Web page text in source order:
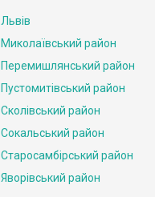
Львів
Миколаївський район
Перемишлянський район
Пустомитівський район
Сколівський район
Сокальський район
Старосамбірський район
Яворівський район